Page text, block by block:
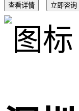
查看详情 立即咨询